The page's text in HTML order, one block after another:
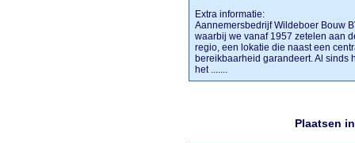
Extra informatie:
Aannemersbedrijf Wildeboer Bouw
waarbij we vanaf 1957 zetelen aan
regio, een lokatie die naast een
bereikbaarheid garandeert. Al sinds
het .......
Plaatsen